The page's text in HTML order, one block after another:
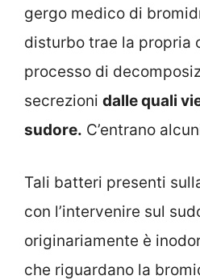
gergo medico di
disturbo trae la propria
processo di
secrezioni dalle quali
sudore. C’entrano
Tali batteri presenti
con l’intervenire sul
originariamente è
che riguardano la